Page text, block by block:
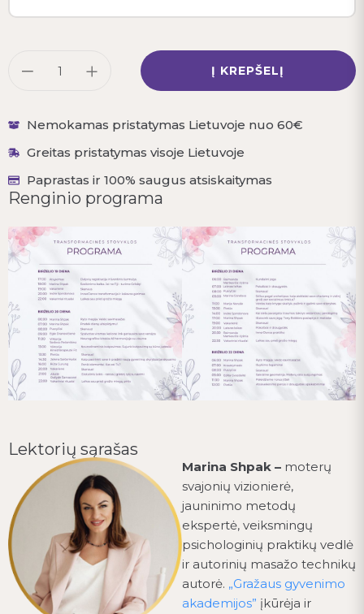
Į KREPŠELĮ
Nemokamas pristatymas Lietuvoje nuo 60€
Greitas pristatymas visoje Lietuvoje
Paprastas ir 100% saugus atsiskaitymas
Renginio programa
Lektorių sąrašas
Marina Shpak – moterų
svajonių vizionierė,
jauninimo metodų
ekspertė, veiksmingų
psichologinių praktikų vedlė
ir autorinių masažo technikų
autorė. „Gražaus gyvenimo
akademijos” įkūrėja ir